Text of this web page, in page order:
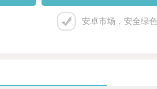
安卓市场，安全绿色